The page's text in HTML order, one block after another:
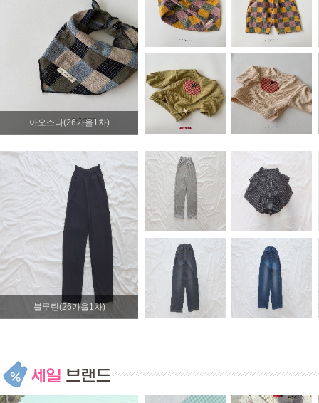
아오스타(26가을1차)
블루틴(26가을1차)